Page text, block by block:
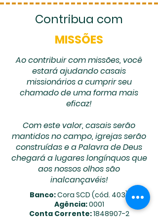
Contribua com
MISSÕES
Ao contribuir com missões, você
estará ajudando casais
missionáriosa cumprir seu
chamado de uma forma mais
eficaz!
Com este valor, casais serão
mantidos no campo, igrejas serão
construídas e a Palavra de Deus
chegará a lugares longínquos que
aos nossos olhos são
inalcançavéis!
Banco:Cora SCD (cód. 403)
Agência:0001
Conta Corrente:1848907-2